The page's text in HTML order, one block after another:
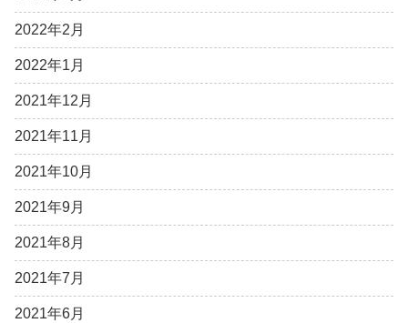
2022年2月
2022年1月
2021年12月
2021年11月
2021年10月
2021年9月
2021年8月
2021年7月
2021年6月